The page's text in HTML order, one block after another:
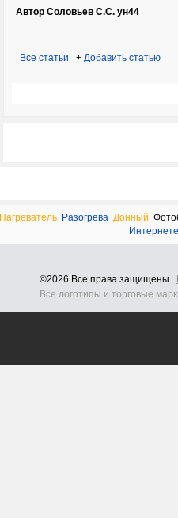
Автор Соловьев С.С. ун44
Все статьи + Добавить статью
Нагреватель Разогрева Донный
Интернете
©2026 Все права защищены.
Все логотипы и торговые